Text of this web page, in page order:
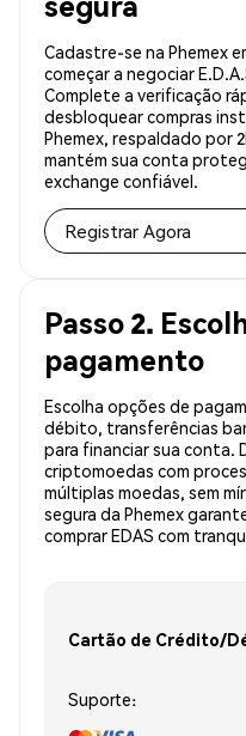
Cadastre-se na Phemex
começar a negociar
Complete a verificação
desbloquear compras
Phemex, respaldado por
mantém sua conta
exchange confiável.
Registrar Agora
Passo 2.
pagamento
Escolha opções de
débito, transferências
para financiar sua conta.
criptomoedas com
múltiplas moedas, sem
segura da Phemex
comprar EDAS com
Cartão de Crédito/
Suporte: